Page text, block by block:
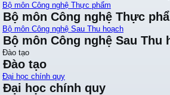
Bộ môn Công nghệ Thực phẩm
Bộ môn Công nghệ Thực
Bộ môn Công nghệ Sau Thu hoạch
Bộ môn Công nghệ Sau Thu
Đào tạo
Đào tạo
Đại học chính quy
Đại học chính quy